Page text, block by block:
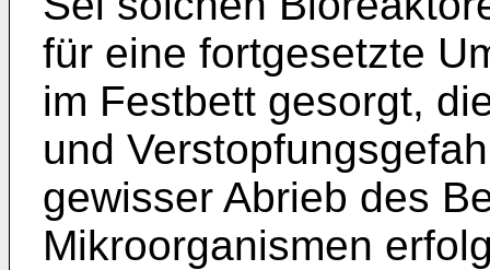
für eine fortge­setzte
im Festbett ge­sorgt,
und
gewisser Abrieb des
Mikroorganismen